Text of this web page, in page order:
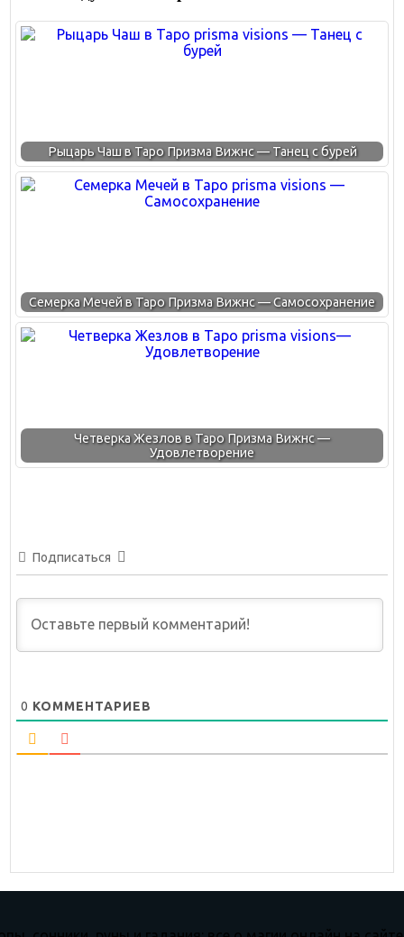
Рыцарь Чаш в Таро Призма Вижнс — Танец с бурей
Семерка Мечей в Таро Призма Вижнс — Самосохранение
Четверка Жезлов в Таро Призма Вижнс —
Удовлетворение
Подписаться
0 КОММЕНТАРИЕВ